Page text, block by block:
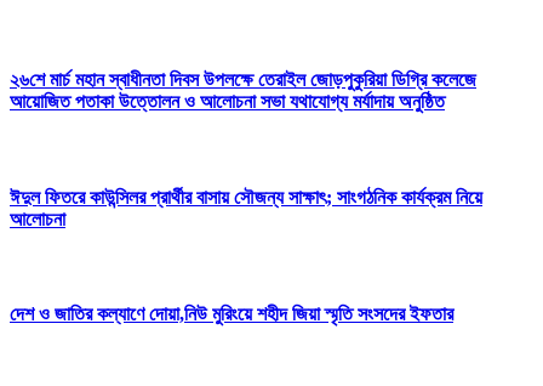
২৬শে মার্চ মহান স্বাধীনতা দিবস উপলক্ষে তেরাইল জোড়পুকুরিয়া ডিগ্রি কলেজে
আয়োজিত পতাকা উত্তোলন ও আলোচনা সভা যথাযোগ্য মর্যাদায় অনুষ্ঠিত
ঈদুল ফিতরে কাউন্সিলর প্রার্থীর বাসায় সৌজন্য সাক্ষাৎ; সাংগঠনিক কার্যক্রম নিয়ে
আলোচনা
দেশ ও জাতির কল্যাণে দোয়া,নিউ মুরিংয়ে শহীদ জিয়া স্মৃতি সংসদের ইফতার